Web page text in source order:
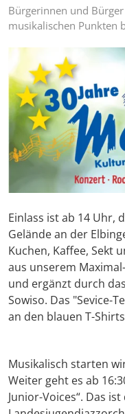
Bürgerinnen und
musikalischen Punkten
Foto zum Artikel
Einlass ist ab 14 Uhr,
Gelände an der
Kuchen, Kaffee, Sekt
aus unserem
und ergänzt durch
Sowiso. Das "Sevice-
an den blauen T-
Musikalisch starten
Weiter geht es ab
Junior-Voices“. Das